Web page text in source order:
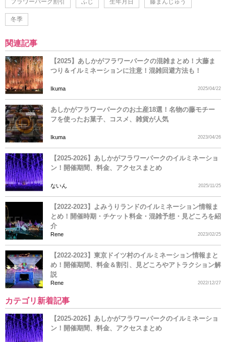
冬季
関連記事
【2025】あしかがフラワーパークの混雑まとめ！大藤ま
つり＆イルミネーションに注意！混雑回避方法も！
Ikuma 2025/04/22
あしかがフラワーパークのお土産18選！名物の藤モチー
フを使ったお菓子、コスメ、雑貨が人気
Ikuma 2023/04/26
【2025-2026】あしかがフラワーパークのイルミネーショ
ン！開催期間、料金、アクセスまとめ
ないん 2025/11/25
【2022-2023】よみうりランドのイルミネーション情報ま
とめ！開催時期・チケット料金・混雑予想・見どころを紹
介
Rene 2023/02/25
【2022-2023】東京ドイツ村のイルミネーション情報まと
め！開催期間、料金＆割引、見どころやアトラクション解
説
Rene 2022/12/27
カテゴリ新着記事
【2025-2026】あしかがフラワーパークのイルミネーショ
ン！開催期間、料金、アクセスまとめ